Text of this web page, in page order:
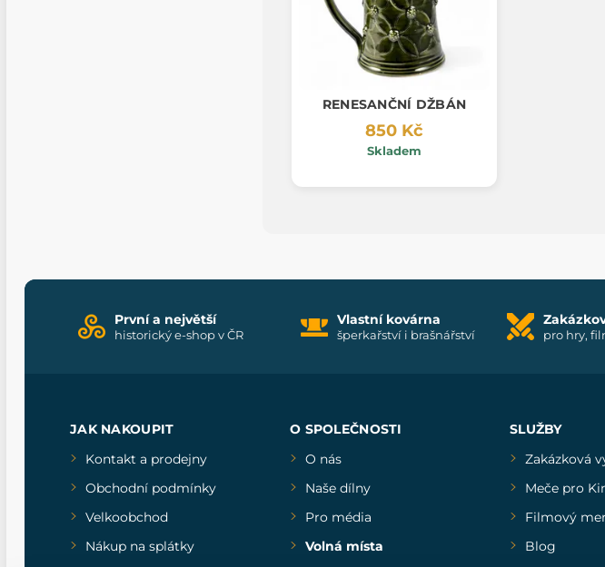
RENESANČNÍ DŽBÁN
850 Kč
Skladem
První a největší
historický e-shop v ČR
Vlastní kovárna
šperkařství i brašnářství pro hry,
JAK NAKOUPIT
Kontakt a prodejny
Obchodní podmínky
Velkoobchod
Nákup na splátky
O SPOLEČNOSTI
O nás
Naše dílny
Pro média
Volná místa
SLUŽBY
Zakázková
Meče pro
Filmový
Blog